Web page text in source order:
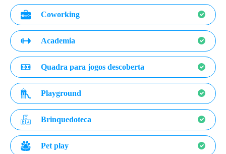
Coworking
Academia
Quadra para jogos descoberta
Playground
Brinquedoteca
Pet play